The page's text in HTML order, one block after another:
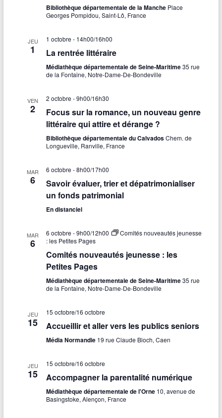
Bibliothèque départementale de la Manche Place
Georges Pompidou, Saint-Lô, France
JEU
1
1 octobre - 14h00/16h00
La rentrée littéraire
Médiathèque départementale de Seine-Maritime35 rue
de la Fontaine, Notre-Dame-De-Bondeville
VEN
2
2 octobre - 9h00/16h30
Focus sur la romance, un nouveau genre
littéraire qui attire et dérange ?
Bibliothèque départementale du CalvadosChem. de
Longueville, Ranville, France
MAR
6
6 octobre - 8h00/17h00
Savoir évaluer, trier et dépatrimonialiser
un fonds patrimonial
En distanciel
MAR
6
6 octobre - 9h00/12h00
Comités nouveautés jeunesse
: les Petites Pages
Comités nouveautés jeunesse : les
Petites Pages
Médiathèque départementale de Seine-Maritime35 rue
de la Fontaine, Notre-Dame-De-Bondeville
JEU
15
15 octobre/16 octobre
Accueillir et aller vers les publics seniors
Média Normandie 19 rue Claude Bloch, Caen
JEU
15
15 octobre/16 octobre
Accompagner la parentalité numérique
Médiathèque départementale de l'Orne 10, avenue de
Basingstoke, Alençon, France